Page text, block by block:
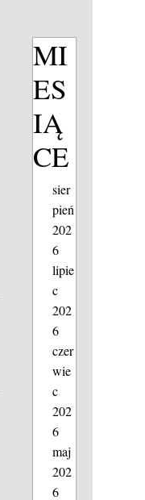
MI
ES
IĄ
CE
sier
pień
202
6
lipie
c
202
6
czer
wie
c
202
6
maj
202
6